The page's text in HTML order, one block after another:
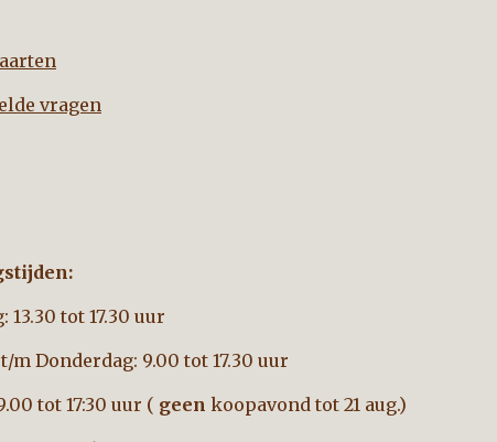
vragen
13.30 tot 17.30 uur
m Donderdag: 9.00 tot 17.30 uur
tot 17:30 uur ( geen koopavond tot 21 aug.)